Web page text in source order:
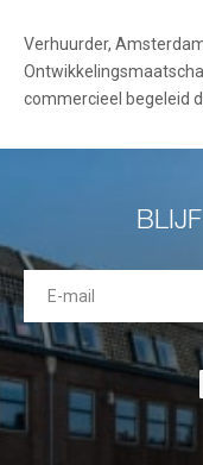
Verhuurder,
commercieel begeleid